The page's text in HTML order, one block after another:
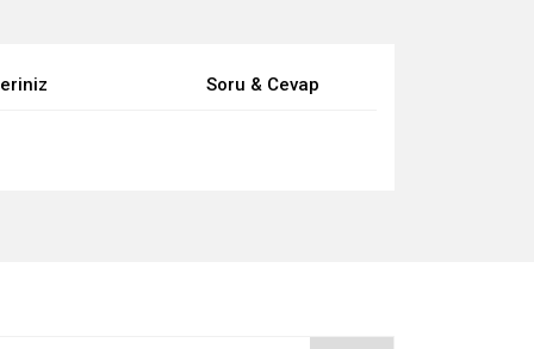
Soru & Cevap